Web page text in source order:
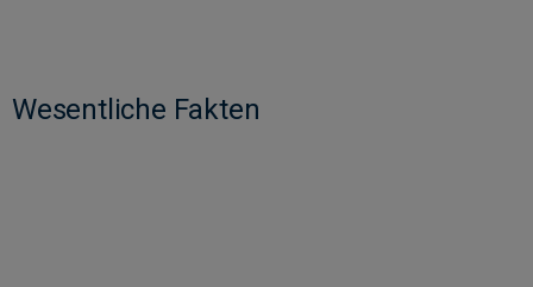
Wesentliche Fakten